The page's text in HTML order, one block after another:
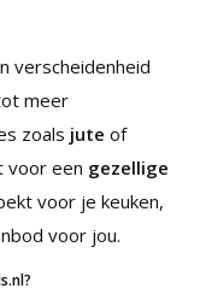
verscheidenheid
meer
zoals jute of
voor een gezellige
voor je keuken,
voor jou.